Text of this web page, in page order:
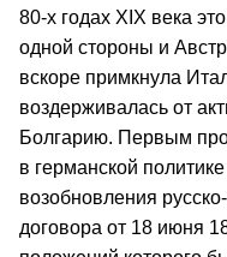
80‑х годах XIX века
одной стороны и
вскоре примкнула
воздерживалась от
Болгарию. Первым
в германской
возобновления
договора от 18 июня